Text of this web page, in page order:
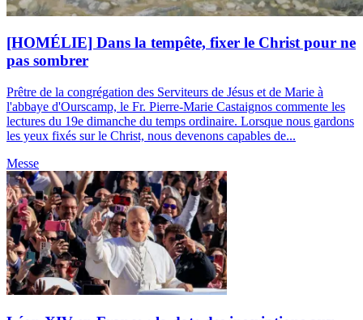
[HOMÉLIE] Dans la tempête, fixer le Christ pour ne
pas sombrer
Prêtre de la congrégation des Serviteurs de Jésus et de Marie à
l'abbaye d'Ourscamp, le Fr. Pierre-Marie Castaignos commente les
lectures du 19e dimanche du temps ordinaire. Lorsque nous gardons
les yeux fixés sur le Christ, nous devenons capables de...
Messe